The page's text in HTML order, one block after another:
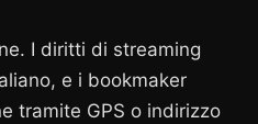
I diritti di streaming
e i bookmaker
tramite GPS o indirizzo